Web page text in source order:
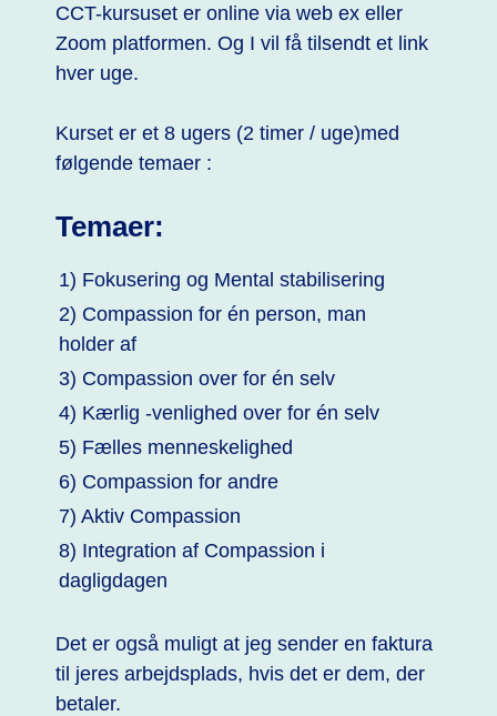
CCT-kursuset er online via web ex eller
Zoom platformen. Og I vil få tilsendt et link
hver uge.
Kurset er et 8 ugers (2 timer / uge)med
følgende temaer :
Temaer:
1) Fokusering og Mental stabilisering
2) Compassion for én person, man
holder af
3) Compassion over for én selv
4) Kærlig -venlighed over for én selv
5) Fælles menneskelighed
6) Compassion for andre
7) Aktiv Compassion
8) Integration af Compassion i
dagligdagen
Det er også muligt at jeg sender en faktura
til jeres arbejdsplads, hvis det er dem, der
betaler.